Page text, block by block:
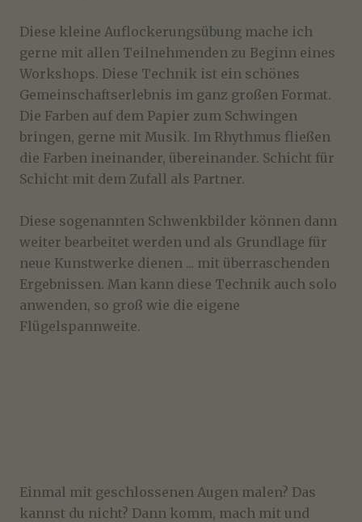
Diese kleine Auflockerungsübung mache ich
gerne mit allen Teilnehmenden zu Beginn eines
Workshops. Diese Technik ist ein schönes
Gemeinschaftserlebnis im ganz großen Format.
Die Farben auf dem Papier zum Schwingen
bringen, gerne mit Musik. Im Rhythmus fließen
die Farben ineinander, übereinander. Schicht für
Schicht mit dem Zufall als Partner.
Diese sogenannten Schwenkbilder können dann
weiter bearbeitet werden und als Grundlage für
neue Kunstwerke dienen ... mit überraschenden
Ergebnissen. Man kann diese Technik auch solo
anwenden, so groß wie die eigene
Flügelspannweite.
Einmal mit geschlossenen Augen malen? Das
kannst du nicht? Dann komm, mach mit und